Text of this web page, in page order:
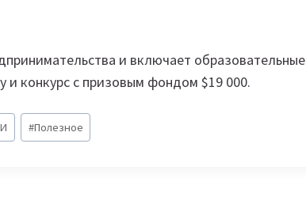
и включает образовательные
и конкурс с призовым фондом $19 000.
#Полезное